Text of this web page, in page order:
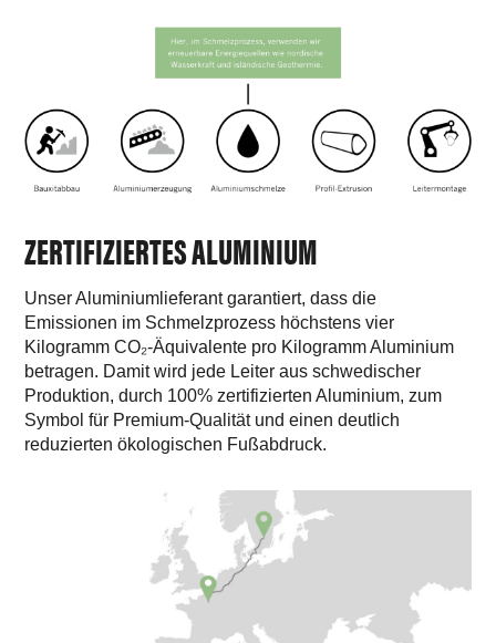
ZERTIFIZIERTES ALUMINIUM
Unser Aluminiumlieferant garantiert, dass die
Emissionen im Schmelzprozess höchstens vier
Kilogramm CO₂-Äquivalente pro Kilogramm Aluminium
betragen. Damit wird jede Leiter aus schwedischer
Produktion, durch 100% zertifizierten Aluminium, zum
Symbol für Premium-Qualität und einen deutlich
reduzierten ökologischen Fußabdruck.